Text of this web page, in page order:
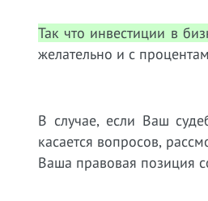
Так что инвестиции в
желательно и с
В случае, если Ваш
касается вопросов,
Ваша правовая позиция